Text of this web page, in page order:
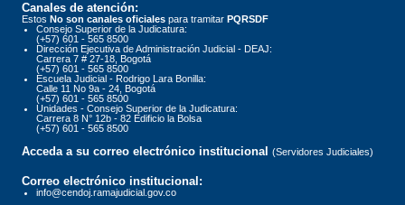
Canales de atención:
Estos No son canales oficiales para tramitar PQRSDF
Consejo Superior de la Judicatura:
(+57) 601 - 565 8500
Dirección Ejecutiva de Administración Judicial - DEAJ:
Carrera 7 # 27-18, Bogotá
(+57) 601 - 565 8500
Escuela Judicial - Rodrigo Lara Bonilla:
Calle 11 No 9a - 24, Bogotá
(+57) 601 - 565 8500
Unidades - Consejo Superior de la Judicatura:
Carrera 8 N° 12b - 82 Edificio la Bolsa
(+57) 601 - 565 8500
Acceda a su correo electrónico institucional (Servidores Judiciales)
Correo electrónico institucional:
info@cendoj.ramajudicial.gov.co